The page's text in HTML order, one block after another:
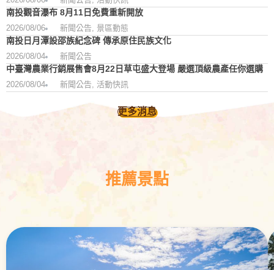
南投觀音瀑布 8月11日免費重新開放
2026/08/06 新聞公告, 景區動態
南投日月潭設邵族紀念碑 傳承原住民族文化
2026/08/04 新聞公告
中臺灣農業行銷展售會8月22日草屯盛大登場 嚴選頂級農產任你選購
2026/08/04 新聞公告, 活動快訊
更多消息
推薦景點